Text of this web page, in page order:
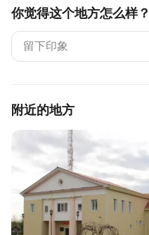
你觉得这个地方怎么样？
附近的地方